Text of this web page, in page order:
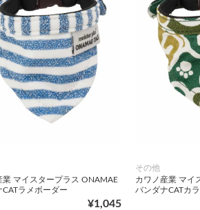
業 マイスタープラス ONAMAE
CATラメボーダー
¥1,045
その他
カワノ産業 マイ
バンダナCATカ